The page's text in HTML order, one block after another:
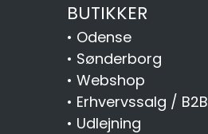
BUTIKKER
• Odense
• Sønderborg
• Webshop
• Erhvervssalg / B2B
• Udlejning